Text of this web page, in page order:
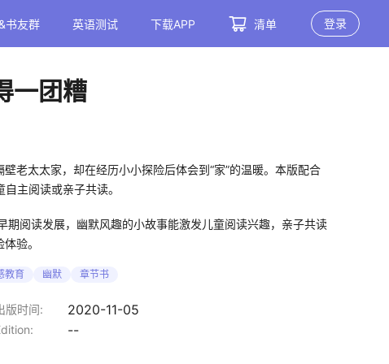
书友群 英语测试 下载APP 清单 登录
一团糟
老太太家，却在经历小小探险后体会到“家”的温暖。本版配合
主阅读或亲子共读。
阅读发展，幽默风趣的小故事能激发儿童阅读兴趣，亲子共读
验。
教育 幽默 章节书
版时间: 2020-11-05
--